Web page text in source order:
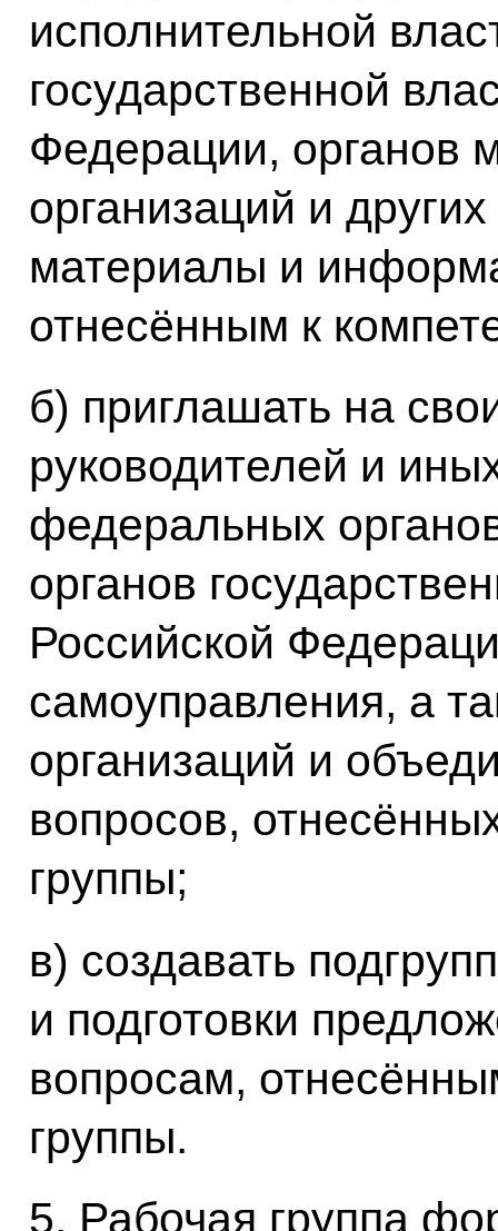
исполнительной
государственной
Федерации, органов
организаций и
материалы и
отнесённым к
б) приглашать на
руководителей и
федеральных
органов
Российской
самоуправления, а
организаций и
вопросов,
группы;
в) создавать
и подготовки
вопросам,
группы.
5. Рабочая группа